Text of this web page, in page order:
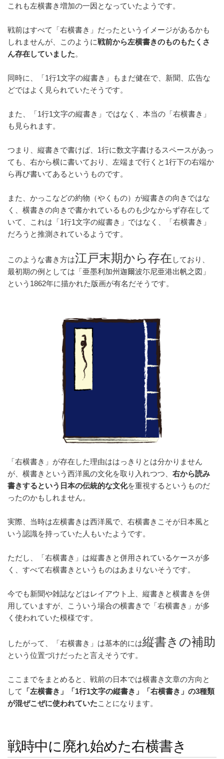
これも左横書き増加の一因となっていたようです。
戦前はすべて「右横書き」だったというイメージがあるかも
しれませんが、このように戦前から左横書きのものもたくさ
ん存在していました。
同時に、「1行1文字の縦書き」もまだ健在で、新聞、広告な
どではよく見られていたそうです。
また、「1行1文字の縦書き」ではなく、本当の「右横書き」
も見られます。
つまり、縦書きで書けば、1行に数文字書けるスペースがあっ
ても、右から横に書いており、左端まで行くと1行下の右端か
ら再び書いてあるというものです。
また、かっこなどの約物（やくもの）が縦書きの向きではな
く、横書きの向きで書かれているものも少なからず存在して
いて、これは「1行1文字の縦書き」ではなく、「右横書き」
だろうと推測されているようです。
このような書き方は江戸末期から存在 しており、
最初期の例としては「亜墨利加州迦爾波尓尼亜港出帆之図」
という1862年に描かれた版画が有名だそうです。
「右横書き」が存在した理由ははっきりとは分かりません
が、横書きという西洋風の文化を取り入れつつ、 右から読み
書きするという日本の伝統的な文化を重視するというものだ
ったのかもしれません。
実際、当時は左横書きは西洋風で、右横書きこそが日本風と
いう認識を持っていた人もいたようです。
ただし、「右横書き」は縦書きと併用されているケースが多
く、すべて右横書きというものはあまりないそうです。
今でも新聞や雑誌などはレイアウト上、縦書きと横書きを併
用していますが、こういう場合の横書きで「右横書き」が多
く使われていた模様です。
したがって、「右横書き」は基本的には縦書きの補助
という位置づけだったと言えそうです。
ここまでをまとめると、戦前の日本では横書き文章の方向と
して
「左横書き」「1行1文字の縦書き」「右横書き」の3種類
が混ぜこぜに使われていたことになります。
戦時中に廃れ始めた右横書き